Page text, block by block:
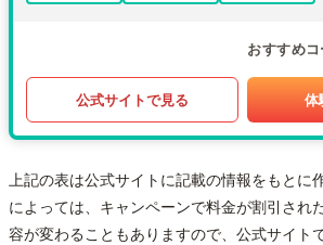
おすすめ
公式サイトで見る 体
上記の表は公式サイトに記載の情報をもとに
によっては、キャンペーンで料金が割引され
容が変わることもありますので、公式サイト